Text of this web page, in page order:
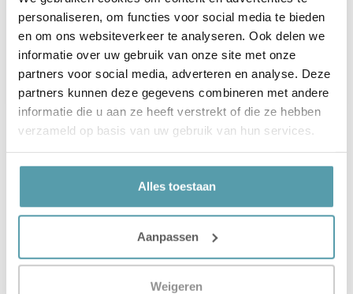
personaliseren, om functies voor social media te bieden
en om ons websiteverkeer te analyseren. Ook delen we
informatie over uw gebruik van onze site met onze
partners voor social media, adverteren en analyse. Deze
partners kunnen deze gegevens combineren met andere
informatie die u aan ze heeft verstrekt of die ze hebben
verzameld op basis van uw gebruik van hun services.
Alles toestaan
Aanpassen
Weigeren
Verstuur
Vorige
Hoofdkussen Garantie
Volgende